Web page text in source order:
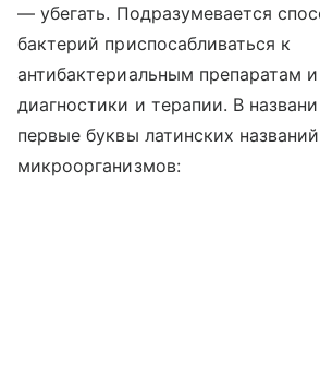
— убегать. Подразумевается
бактерий приспосабливаться к
антибактериальным препаратам и
диагностики и терапии. В
первые буквы латинских названий
микроорганизмов: